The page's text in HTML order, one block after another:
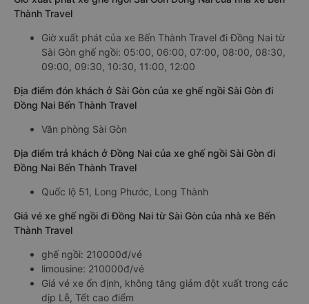
Thành Travel
Giờ xuất phát của xe Bến Thành Travel đi Đồng Nai từ
Sài Gòn ghế ngồi: 05:00, 06:00, 07:00, 08:00, 08:30,
09:00, 09:30, 10:30, 11:00, 12:00
Địa điểm đón khách ở Sài Gòn của xe ghế ngồi Sài Gòn đi
Đồng Nai Bến Thành Travel
Văn phòng Sài Gòn
Địa điểm trả khách ở Đồng Nai của xe ghế ngồi Sài Gòn đi
Đồng Nai Bến Thành Travel
Quốc lộ 51, Long Phước, Long Thành
Giá vé xe ghế ngồi đi Đồng Nai từ Sài Gòn của nhà xe Bến
Thành Travel
ghế ngồi: 210000đ/vé
limousine: 210000đ/vé
Giá vé xe ổn định, không tăng giảm đột xuất trong các
dịp Lễ, Tết cao điểm